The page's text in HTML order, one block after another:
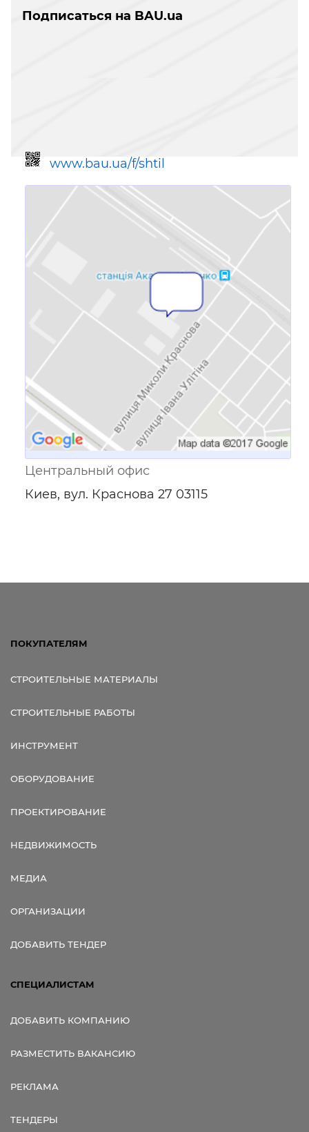
Подписаться на BAU.ua
www.bau.ua/f/shtil
Ссылка для мобильных устройств
Центральный офис
Киев, вул. Краснова 27 03115
ПОКУПАТЕЛЯМ
СТРОИТЕЛЬНЫЕ МАТЕРИАЛЫ
СТРОИТЕЛЬНЫЕ РАБОТЫ
ИНСТРУМЕНТ
ОБОРУДОВАНИЕ
ПРОЕКТИРОВАНИЕ
НЕДВИЖИМОСТЬ
МЕДИА
ОРГАНИЗАЦИИ
ДОБАВИТЬ ТЕНДЕР
СПЕЦИАЛИСТАМ
ДОБАВИТЬ КОМПАНИЮ
РАЗМЕСТИТЬ ВАКАНСИЮ
РЕКЛАМА
ТЕНДЕРЫ